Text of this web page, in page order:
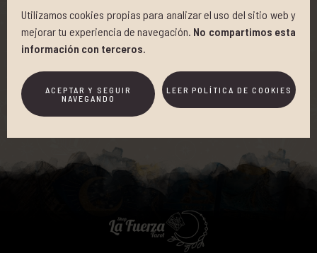
Utilizamos cookies propias para analizar el uso del sitio web y
mejorar tu experiencia de navegación. No compartimos esta
información con terceros
ACEPTAR Y SEGUIR
NAVEGANDO
LEER POLÍTICA DE COOKIES
Ya Soy Usuario
Iniciar sesión